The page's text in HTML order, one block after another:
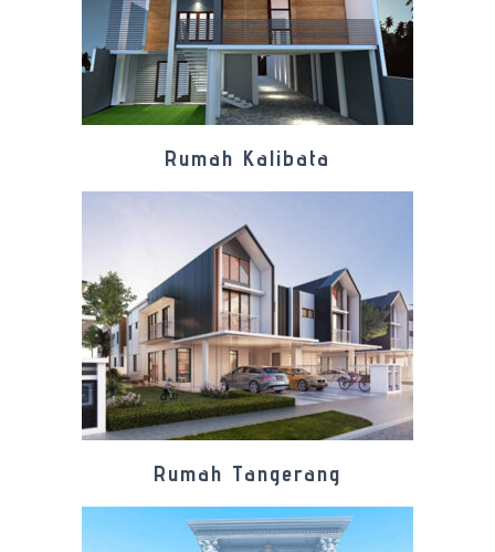
Rumah Kalibata
Rumah Tangerang